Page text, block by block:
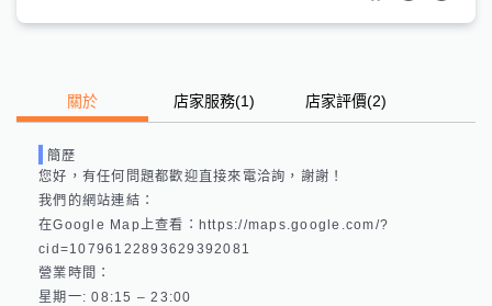
關於 店家服務(1) 店家評價(2)
簡歷
您好，有任何問題都歡迎直接來電洽詢，謝謝！
我們的網站連結：
在Google Map上查看：https://maps.google.com/?
cid=10796122893629392081
營業時間：
星期一: 08:15 – 23:00